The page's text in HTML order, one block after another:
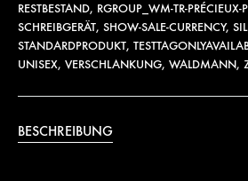
RESTBESTAND, RGROUP_WM-TR-PRÉCIEUX-
SCHREIBGERÄT, SHOW-SALE-CURRENCY,
STANDARDPRODUKT,
UNISEX, VERSCHLANKUNG, WALDMANN,
BESCHREIBUNG